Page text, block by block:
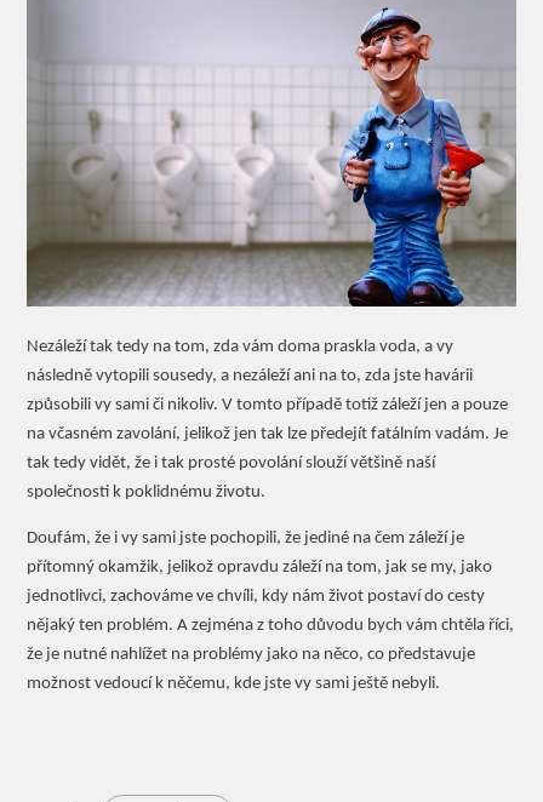
Nezáleží tak tedy na tom, zda vám doma praskla voda, a vy
následně vytopili sousedy, a nezáleží ani na to, zda jste havárii
způsobili vy sami či nikoliv. V tomto případě totiž záleží jen a pouze
na včasném zavolání, jelikož jen tak lze předejít fatálním vadám. Je
tak tedy vidět, že i tak prosté povolání slouží většině naší
společnosti k poklidnému životu.
Doufám, že i vy sami jste pochopili, že jediné na čem záleží je
přítomný okamžik, jelikož opravdu záleží na tom, jak se my, jako
jednotlivci, zachováme ve chvíli, kdy nám život postaví do cesty
nějaký ten problém. A zejména z toho důvodu bych vám chtěla říci,
že je nutné nahlížet na problémy jako na něco, co představuje
možnost vedoucí k něčemu, kde jste vy sami ještě nebyli.